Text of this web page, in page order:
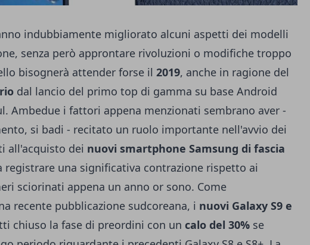
indubbiamente migliorato alcuni aspetti dei modelli
senza però approntare rivoluzioni o modifiche troppo
bisognerà attender forse il 2019, anche in ragione del
dal lancio del primo top di gamma su base Android
Ambedue i fattori appena menzionati sembrano aver -
si badi - recitato un ruolo importante nell'avvio dei
all'acquisto dei nuovi smartphone Samsung di fascia
registrare una significativa contrazione rispetto ai
sciorinati appena un anno or sono. Come
recente pubblicazione sudcoreana, i nuovi Galaxy S9 e
chiuso la fase di preordini con un calo del 30% se